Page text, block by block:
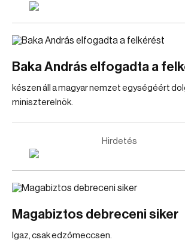
Baka András elfogadta a
készen áll a magyar nemzet egységéért
miniszterelnök.
Hirdetés
Magabiztos debreceni siker
Igaz, csak edzőmeccsen.